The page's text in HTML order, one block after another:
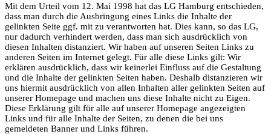
Mit dem Urteil vom 12. Mai 1998 hat das LG Hamburg entschieden,
dass man durch die Ausbringung eines Links die Inhalte der
gelinkten Seite ggf. mit zu verantworten hat. Dies kann, so das LG,
nur dadurch verhindert werden, dass man sich ausdrücklich von
diesen Inhalten distanziert. Wir haben auf unseren Seiten Links zu
anderen Seiten im Internet gelegt. Für alle diese Links gilt: Wir
erklären ausdrücklich, dass wir keinerlei Einfluss auf die Gestaltung
und die Inhalte der gelinkten Seiten haben. Deshalb distanzieren wir
uns hiermit ausdrücklich von allen Inhalten aller gelinkten Seiten auf
unserer Homepage und machen uns diese Inhalte nicht zu Eigen.
Diese Erklärung gilt für alle auf unserer Homepage angezeigten
Links und für alle Inhalte der Seiten, zu denen die bei uns
gemeldeten Banner und Links führen.